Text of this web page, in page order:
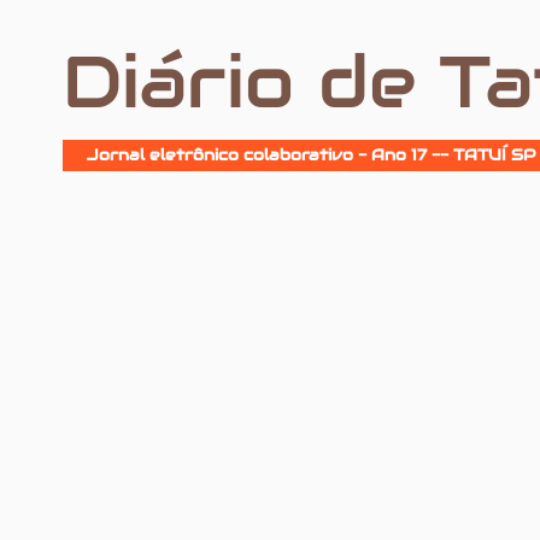
Diário de
Jornal eletrônico colaborativo - Ano 17 -- TATUÍ SP